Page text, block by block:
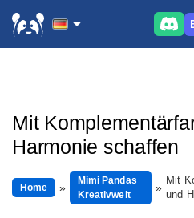
Mit
Harmonie schaffen
Home
Mimi Pandas
Kreativwelt
Mit
und